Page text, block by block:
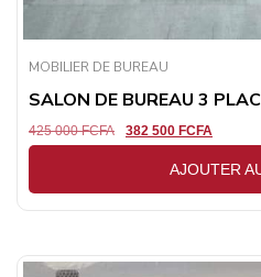
MOBILIER DE BUREAU
SALON DE BUREAU 3
425 000FCFA 382 500 FCFA
AJOUTER